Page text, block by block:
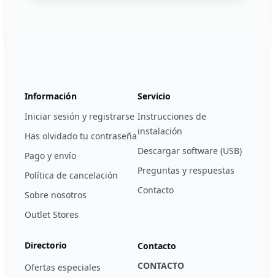
Información
Iniciar sesión y registrarse
Has olvidado tu contraseña
Pago y envío
Política de cancelación
Sobre nosotros
Outlet Stores
Servicio
Instrucciones de
instalación
Descargar software (USB)
Preguntas y respuestas
Contacto
Directorio
Ofertas especiales
Contacto
CONTACTO